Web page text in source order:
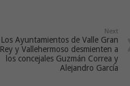
Next
Los Ayuntamientos de Valle Gran
Rey y Vallehermoso desmienten a
los concejales Guzmán Correa y
Alejandro García